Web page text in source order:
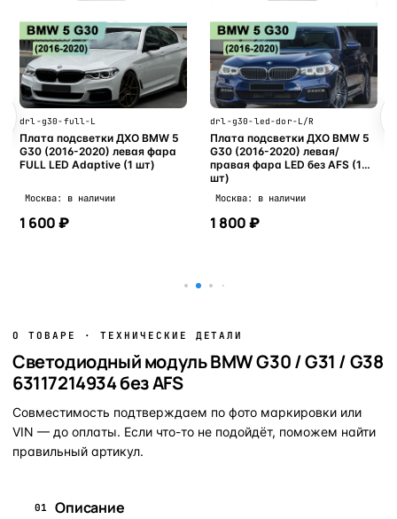
drl-g30-full-L
Плата подсветки ДХО BMW 5
G30 (2016-2020) левая фара
FULL LED Adaptive (1 шт)
Москва: в наличии
1 600 ₽
drl-g30-led-dor-L/R
Плата подсветки ДХО BMW 5
G30 (2016-2020) левая/
правая фара LED без AFS (1
шт)
Москва: в наличии
1 800 ₽
О ТОВАРЕ · ТЕХНИЧЕСКИЕ ДЕТАЛИ
Светодиодный модуль BMW G30 / G31 / G38
63117214934 без AFS
Совместимость подтверждаем по фото маркировки или
VIN — до оплаты. Если что-то не подойдёт, поможем найти
правильный артикул.
01 Описание